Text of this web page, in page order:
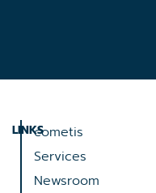
LINKScometis
Services
Newsroom